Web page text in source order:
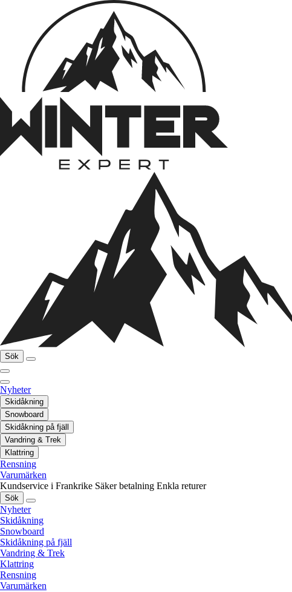
Sök
Nyheter
Skidåkning
Snowboard
Skidåkning på fjäll
Vandring & Trek
Klattring
Rensning
Varumärken
Kundservice i Frankrike Säker betalning Enkla returer
Sök
Nyheter
Skidåkning
Snowboard
Skidåkning på fjäll
Vandring & Trek
Klattring
Rensning
Varumärken